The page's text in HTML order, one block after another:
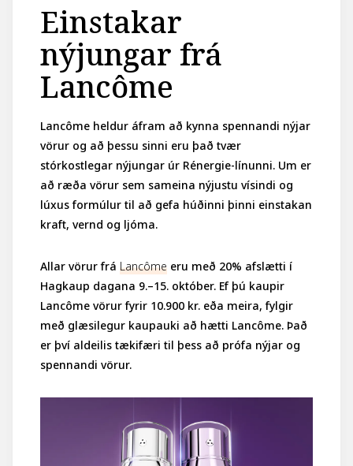
Einstakar
nýjungar frá
Lancôme
Lancôme heldur áfram að kynna spennandi nýjar
vörur og að þessu sinni eru það tvær
stórkostlegar nýjungar úr Rénergie-línunni. Um er
að ræða vörur sem sameina nýjustu vísindi og
lúxus formúlur til að gefa húðinni þinni einstakan
kraft, vernd og ljóma.
Allar vörur frá Lancômeeru með 20% afslætti í
Hagkaup dagana 9.–15. október. Ef þú kaupir
Lancôme vörur fyrir 10.900 kr. eða meira, fylgir
með glæsilegur kaupauki að hætti Lancôme. Það
er því aldeilis tækifæri til þess að prófa nýjar og
spennandi vörur.